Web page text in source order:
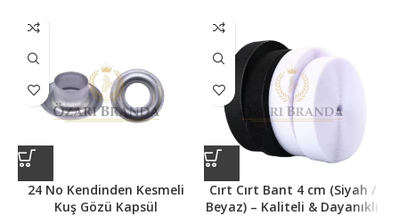
24 No Kendinden Kesmeli
Kuş Gözü Kapsül
Cırt Cırt Bant 4 cm (Siyah /
Beyaz) – Kaliteli & Dayanıklı